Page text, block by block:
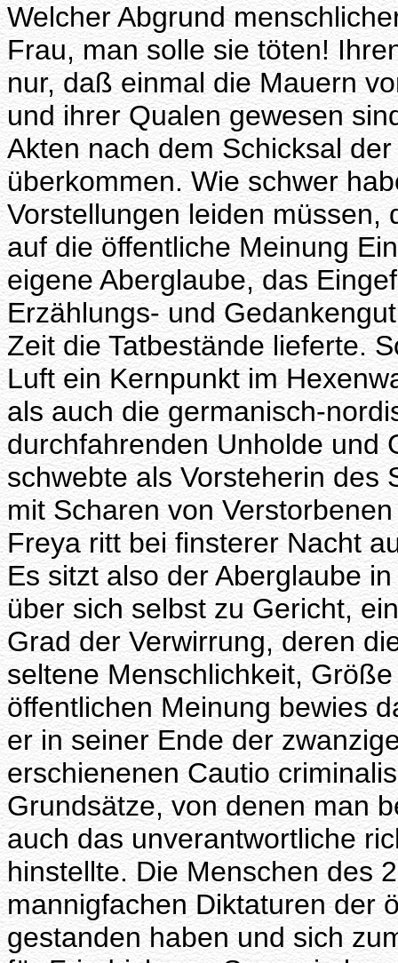
Welcher Abgrund
Frau, man solle sie töten!
nur, daß einmal die Mauern
und ihrer Qualen gewesen
Akten nach dem Schicksal
überkommen. Wie schwer
Vorstellungen leiden müssen,
auf die öffentliche Meinung
eigene Aberglaube, das
Erzählungs- und
Zeit die Tatbestände lieferte.
Luft ein Kernpunkt im
als auch die germanisch-
durchfahrenden Unholde und
schwebte als Vorsteherin des
mit Scharen von
Freya ritt bei finsterer Nacht
Es sitzt also der Aberglaube
über sich selbst zu Gericht,
Grad der Verwirrung, deren
seltene Menschlichkeit,
öffentlichen Meinung bewies
er in seiner Ende der
erschienenen Cautio
Grundsätze, von denen man
auch das unverantwortliche
hinstellte. Die Menschen des
mannigfachen Diktaturen der
gestanden haben und sich